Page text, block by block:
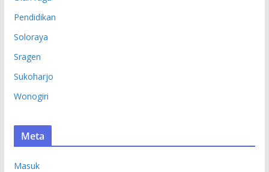
Pendidikan
Soloraya
Sragen
Sukoharjo
Wonogiri
Meta
Masuk